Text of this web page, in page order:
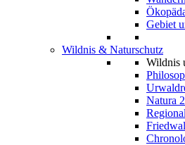
Gebiet
Wildnis & Naturschutz
Wildnis
Natura